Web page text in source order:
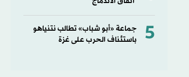
5
جماعة «أبو شباب» تطالب نتنياهو
باستئناف الحرب على غزة